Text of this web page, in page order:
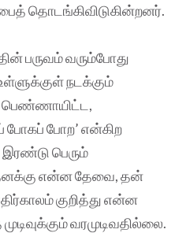
தொடங்கிவிடுகின்றனர்.
பருவம் வரும்போது
நடக்கும்
பெண்ணாயிட்ட,
போற’ என்கிற
பெரும்
என்ன தேவை, தன்
குறித்து என்ன
வரமுடிவதில்லை.